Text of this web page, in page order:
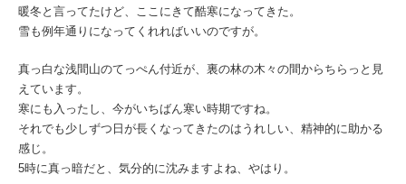
暖冬と言ってたけど、ここにきて酷寒になってきた。
雪も例年通りになってくれればいいのですが。
真っ白な浅間山のてっぺん付近が、裏の林の木々の間からちらっと見
えています。
寒にも入ったし、今がいちばん寒い時期ですね。
それでも少しずつ日が長くなってきたのはうれしい、精神的に助かる
感じ。
5時に真っ暗だと、気分的に沈みますよね、やはり。